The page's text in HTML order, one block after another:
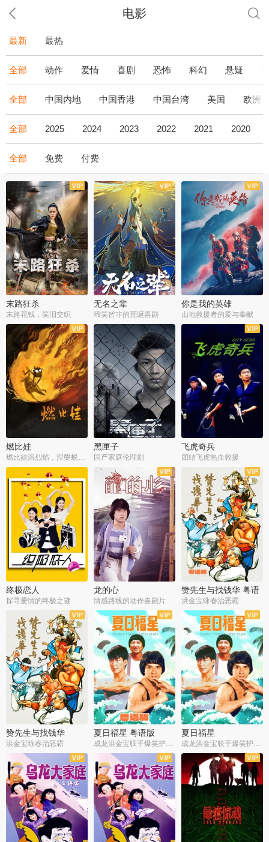
电影
最新 最热
全部 动作 爱情 喜剧 恐怖 科幻 悬疑
全部 中国内地 中国香港 中国台湾 美国 欧洲
全部 2025 2024 2023 2022 2021 2020
全部 免费 付费
末路狂杀
末路花钱，笑泪交织
无名之辈
啼笑皆非的荒诞喜剧
你是我的英雄
山地救援者的爱与奉献
燃比娃
燃比娃浴烈焰，涅槃蜕变成人
黑匣子
国产家庭伦理剧
飞虎奇兵
团结飞虎热血救援
终极恋人
探寻爱情的终极之谜
龙的心
情感路线的动作喜剧片
赞先生与找钱华 粤语
版
洪金宝咏春治恶霸
赞先生与找钱华
洪金宝咏春治恶霸
夏日福星 粤语版
成龙洪金宝联手爆笑护美女
夏日福星
成龙洪金宝联手爆笑护美女